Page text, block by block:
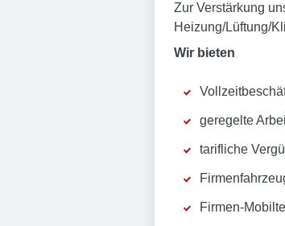
Zur Verstärkung
Heizung/Lüftung/
Wir bieten
geregelte
tarifliche
Firmen-